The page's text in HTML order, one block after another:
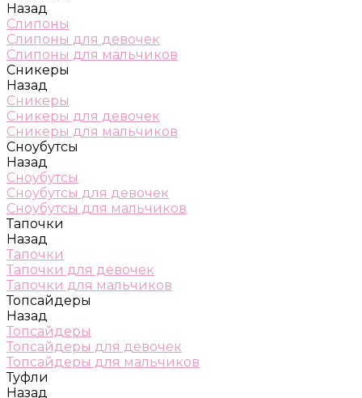
Назад
Слипоны
Слипоны для девочек
Слипоны для мальчиков
Сникеры
Назад
Сникеры
Сникеры для девочек
Сникеры для мальчиков
Сноубутсы
Назад
Сноубутсы
Сноубутсы для девочек
Сноубутсы для мальчиков
Тапочки
Назад
Тапочки
Тапочки для девочек
Тапочки для мальчиков
Топсайдеры
Назад
Топсайдеры
Топсайдеры для девочек
Топсайдеры для мальчиков
Туфли
Назад